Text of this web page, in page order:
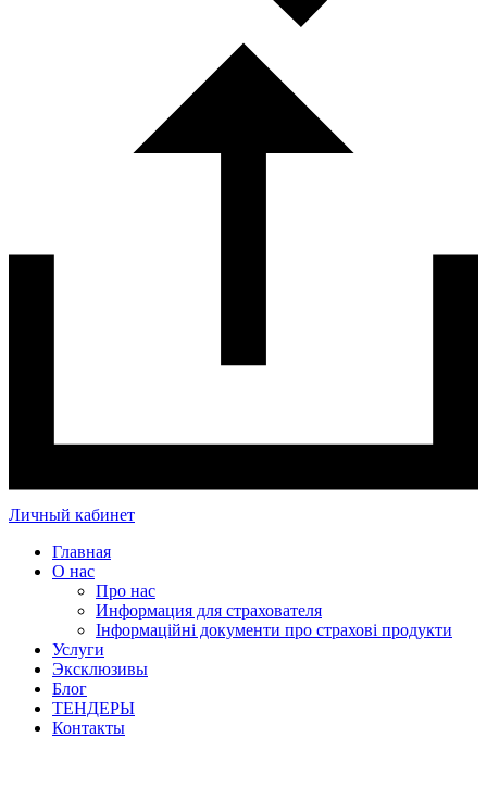
Личный кабинет
Главная
О нас
Про нас
Информация для страхователя
Інформаційні документи про страхові продукти
Услуги
Эксклюзивы
Блог
ТЕНДЕРЫ
Контакты